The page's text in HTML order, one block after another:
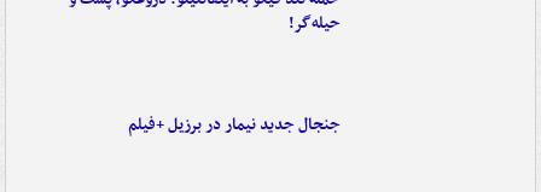
حیله‌گر!
جنجال جدید نیمار در برزیل +فیلم